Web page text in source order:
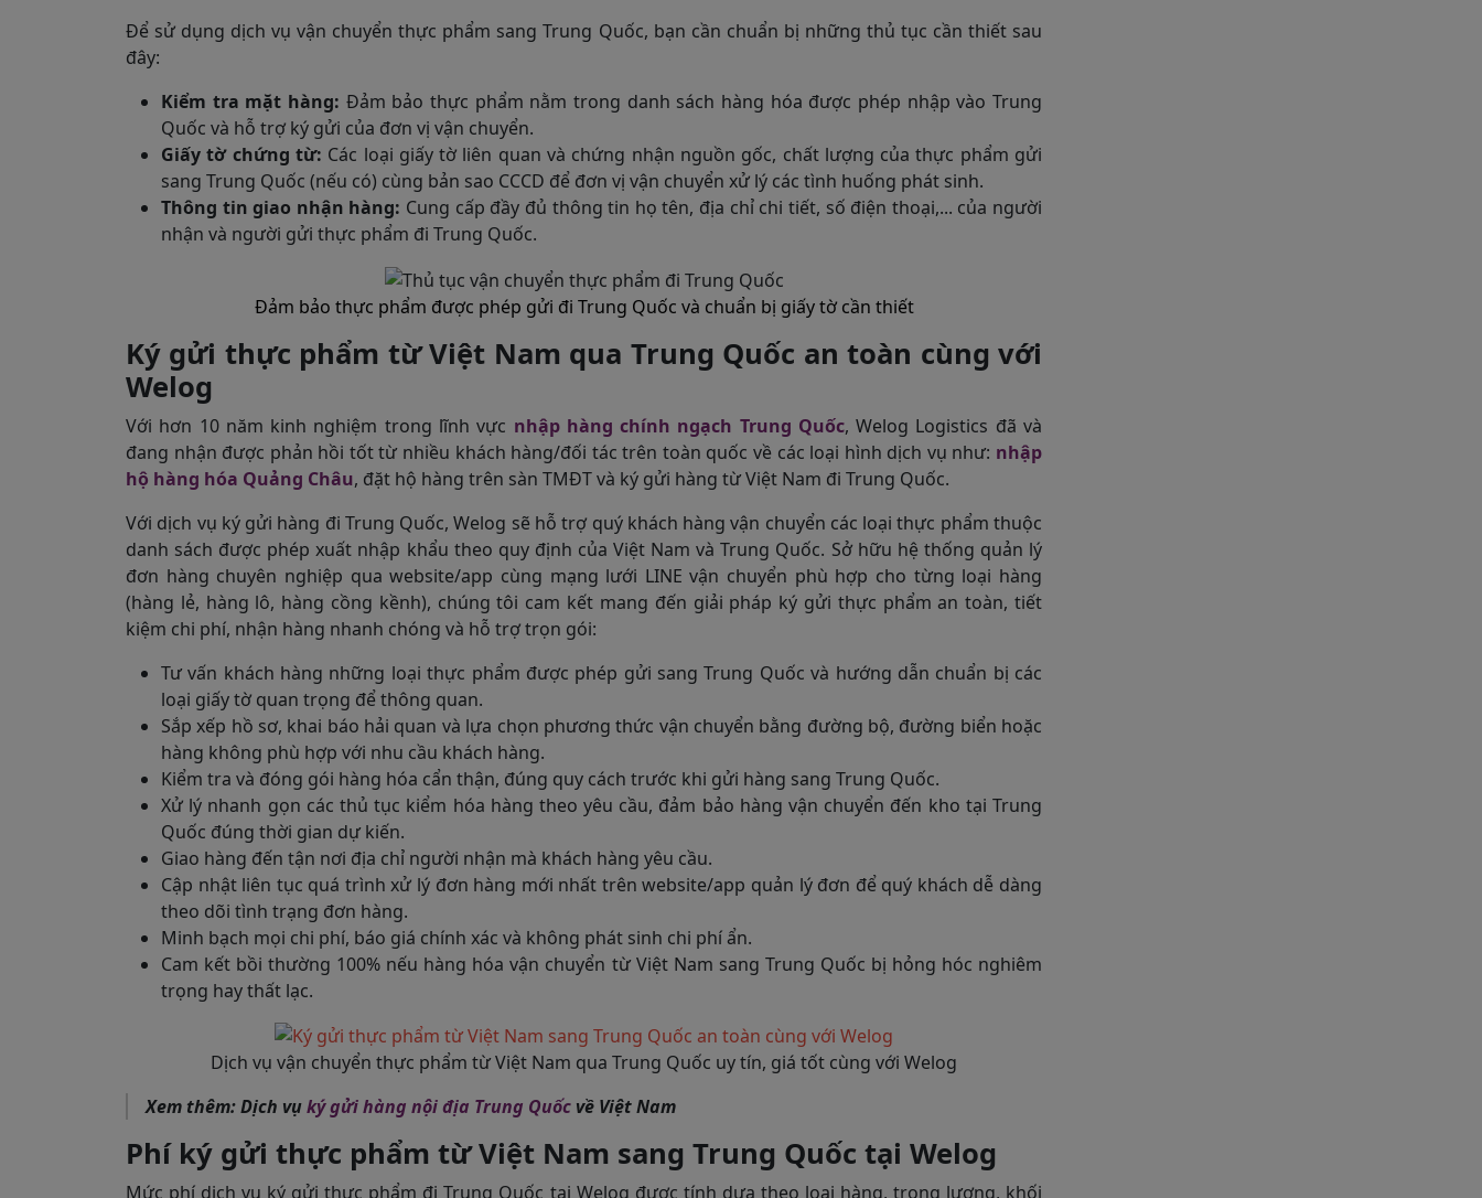
Để sử dụng dịch vụ vận chuyển thực phẩm sang Trung Quốc, bạn cần chuẩn bị những thủ tục cần thiết sau
đây:
Kiểm tra mặt hàng: Đảm bảo thực phẩm nằm trong danh sách hàng hóa được phép nhập vào Trung
Quốc và hỗ trợ ký gửi của đơn vị vận chuyển.
Giấy tờ chứng từ: Các loại giấy tờ liên quan và chứng nhận nguồn gốc, chất lượng của thực phẩm gửi
sang Trung Quốc (nếu có) cùng bản sao CCCD để đơn vị vận chuyển xử lý các tình huống phát sinh.
Thông tin giao nhận hàng: Cung cấp đầy đủ thông tin họ tên, địa chỉ chi tiết, số điện thoại,... của người
nhận và người gửi thực phẩm đi Trung Quốc.
Đảm bảo thực phẩm được phép gửi đi Trung Quốc và chuẩn bị giấy tờ cần thiết
Ký gửi thực phẩm từ Việt Nam qua Trung Quốc an toàn cùng với
Welog
Với hơn 10 năm kinh nghiệm trong lĩnh vực nhập hàng chính ngạch Trung Quốc, Welog Logistics đã và
đang nhận được phản hồi tốt từ nhiều khách hàng/đối tác trên toàn quốc về các loại hình dịch vụ như: nhập
hộ hàng hóa Quảng Châu, đặt hộ hàng trên sàn TMĐT và ký gửi hàng từ Việt Nam đi Trung Quốc.
Với dịch vụ ký gửi hàng đi Trung Quốc, Welog sẽ hỗ trợ quý khách hàng vận chuyển các loại thực phẩm thuộc
danh sách được phép xuất nhập khẩu theo quy định của Việt Nam và Trung Quốc. Sở hữu hệ thống quản lý
đơn hàng chuyên nghiệp qua website/app cùng mạng lưới LINE vận chuyển phù hợp cho từng loại hàng
(hàng lẻ, hàng lô, hàng cồng kềnh), chúng tôi cam kết mang đến giải pháp ký gửi thực phẩm an toàn, tiết
kiệm chi phí, nhận hàng nhanh chóng và hỗ trợ trọn gói:
Tư vấn khách hàng những loại thực phẩm được phép gửi sang Trung Quốc và hướng dẫn chuẩn bị các
loại giấy tờ quan trọng để thông quan.
Sắp xếp hồ sơ, khai báo hải quan và lựa chọn phương thức vận chuyển bằng đường bộ, đường biển hoặc
hàng không phù hợp với nhu cầu khách hàng.
Kiểm tra và đóng gói hàng hóa cẩn thận, đúng quy cách trước khi gửi hàng sang Trung Quốc.
Xử lý nhanh gọn các thủ tục kiểm hóa hàng theo yêu cầu, đảm bảo hàng vận chuyển đến kho tại Trung
Quốc đúng thời gian dự kiến.
Giao hàng đến tận nơi địa chỉ người nhận mà khách hàng yêu cầu.
Cập nhật liên tục quá trình xử lý đơn hàng mới nhất trên website/app quản lý đơn để quý khách dễ dàng
theo dõi tình trạng đơn hàng.
Minh bạch mọi chi phí, báo giá chính xác và không phát sinh chi phí ẩn.
Cam kết bồi thường 100% nếu hàng hóa vận chuyển từ Việt Nam sang Trung Quốc bị hỏng hóc nghiêm
trọng hay thất lạc.
Dịch vụ vận chuyển thực phẩm từ Việt Nam qua Trung Quốc uy tín, giá tốt cùng với Welog
Xem thêm: Dịch vụký gửi hàng nội địa Trung Quốc về Việt Nam
Phí ký gửi thực phẩm từ Việt Nam sang Trung Quốc tại Welog
Mức phí dịch vụ ký gửi thực phẩm đi Trung Quốc tại Welog được tính dựa theo loại hàng, trọng lượng, khối